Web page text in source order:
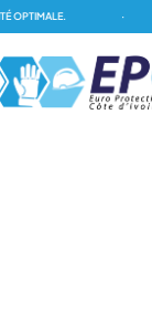
OPTIMALE.